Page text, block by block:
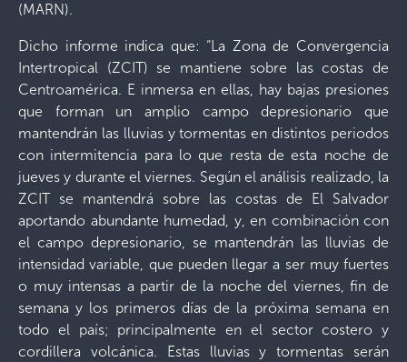
(MARN).
Dicho informe indica que: “La Zona de Convergencia
Intertropical (ZCIT) se mantiene sobre las costas de
Centroamérica. E inmersa en ellas, hay bajas presiones
que forman un amplio campo depresionario que
mantendrán las lluvias y tormentas en distintos periodos
con intermitencia para lo que resta de esta noche de
jueves y durante el viernes. Según el análisis realizado, la
ZCIT se mantendrá sobre las costas de El Salvador
aportando abundante humedad, y, en combinación con
el campo depresionario, se mantendrán las lluvias de
intensidad variable, que pueden llegar a ser muy fuertes
o muy intensas a partir de la noche del viernes, fin de
semana y los primeros días de la próxima semana en
todo el país; principalmente en el sector costero y
cordillera volcánica. Estas lluvias y tormentas serán